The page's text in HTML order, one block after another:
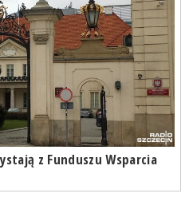
z Funduszu Wsparcia